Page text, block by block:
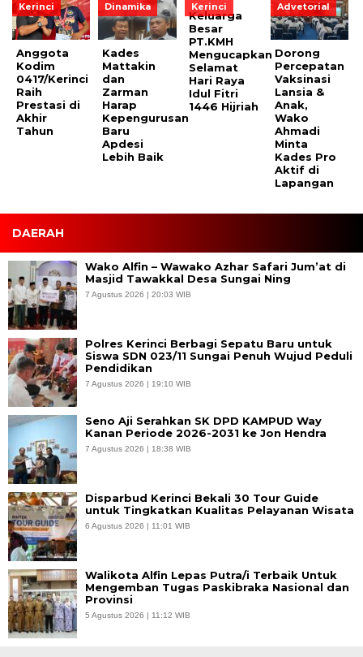
Kerinci
Anggota
Kodim
0417/Kerinci
Raih
Prestasi di
Akhir
Tahun
Dinamika
Kades
Mattakin
dan
Zarman
Harap
Kepengurusan
Baru
Apdesi
Lebih Baik
Kerinci
Keluarga
Besar
PT.KMH
Mengucapkan
Selamat
Hari Raya
Idul Fitri
1446 Hijriah
Advetorial
Dorong
Percepatan
Vaksinasi
Lansia &
Anak,
Wako
Ahmadi
Minta
Kades Pro
Aktif di
Lapangan
DAERAH
Wako Alfin – Wawako Azhar Safari Jum’at di
Masjid Tawakkal Desa Sungai Ning
7 Agustus 2026 | 20:03 WIB
Polres Kerinci Berbagi Sepatu Baru untuk
Siswa SDN 023/11 Sungai Penuh Wujud Peduli
Pendidikan
7 Agustus 2026 | 19:10 WIB
Seno Aji Serahkan SK DPD KAMPUD Way
Kanan Periode 2026-2031 ke Jon Hendra
7 Agustus 2026 | 18:38 WIB
Disparbud Kerinci Bekali 30 Tour Guide
untuk Tingkatkan Kualitas Pelayanan Wisata
6 Agustus 2026 | 11:01 WIB
Walikota Alfin Lepas Putra/i Terbaik Untuk
Mengemban Tugas Paskibraka Nasional dan
Provinsi
5 Agustus 2026 | 11:12 WIB